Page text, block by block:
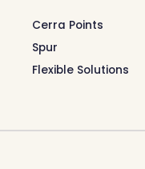
Cerra Points
Spur
Flexible Solutions